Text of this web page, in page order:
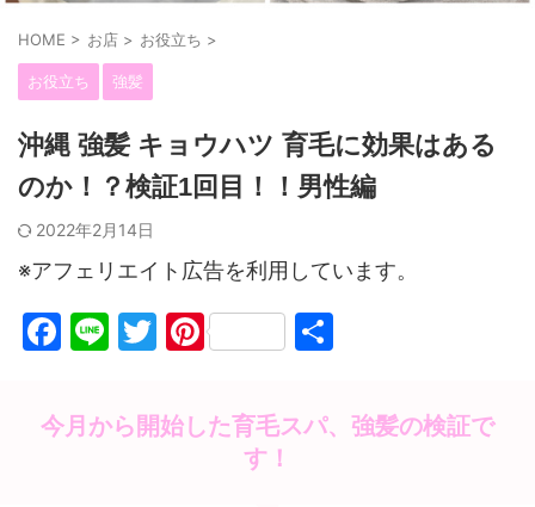
HOME > お店 > お役立ち >
お役立ち 強髪
沖縄 強髪 キョウハツ 育毛に効果はある
のか！？検証1回目！！男性編
2022年2月14日
※アフェリエイト広告を利用しています。
F
c
e
Li
e
T
itt
er
Pi
er
e
今月から開始した育毛スパ、強髪の検証で
す！